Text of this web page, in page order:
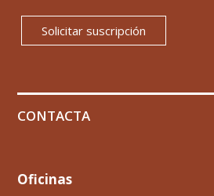
Solicitar suscripción
CONTACTA
Oficinas